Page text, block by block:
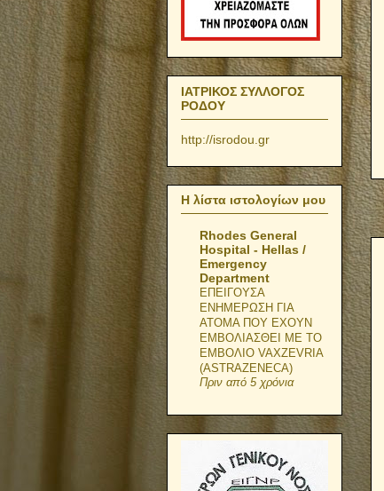
ΙΑΤΡΙΚΟΣ ΣΥΛΛΟΓΟΣ
ΡΟΔΟΥ
http://isrodou.gr
Η λίστα ιστολογίων μου
Rhodes General
Hospital - Hellas /
Emergency
Department
ΕΠΕΙΓΟΥΣΑ
ΕΝΗΜΕΡΩΣΗ ΓΙΑ
ΑΤΟΜΑ ΠΟΥ ΕΧΟΥΝ
ΕΜΒΟΛΙΑΣΘΕΙ ΜΕ ΤΟ
ΕΜΒΟΛΙΟ VAXZEVRIA
(ASTRAZENECA)
Πριν από 5 χρόνια